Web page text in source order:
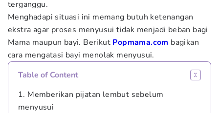
terganggu.
Menghadapi situasi ini memang butuh ketenangan
ekstra agar proses menyusui tidak menjadi beban bagi
Mama maupun bayi. Berikut Popmama.com bagikan
cara mengatasi bayi menolak menyusui.
Table of Content
1. Memberikan pijatan lembut sebelum
menyusui